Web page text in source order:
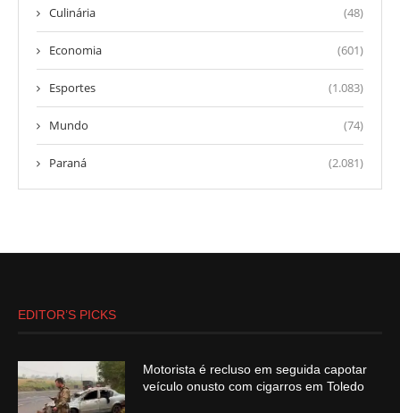
Culinária (48)
Economia (601)
Esportes (1.083)
Mundo (74)
Paraná (2.081)
EDITOR’S PICKS
Motorista é recluso em seguida capotar
veículo onusto com cigarros em Toledo